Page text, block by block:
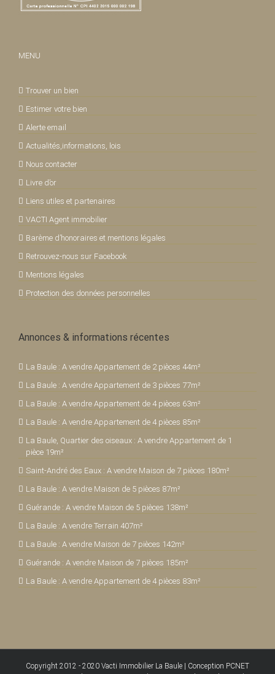
MENU
Trouver un bien
Estimer votre bien
Alerte email
Actualités,informations, lois
Nous contacter
Livre d’or
Liens utiles et partenaires
VACTI Agent immobilier
Barème d’honoraires et mentions légales
Retrouvez-nous sur Facebook
Mentions légales
Protection des données personnelles
Annonces & informations récentes
La Baule : A vendre Appartement de 2 pièces 44m²
La Baule : A vendre Appartement de 3 pièces 77m²
La Baule : A vendre Appartement de 4 pièces 63m²
La Baule : A vendre Appartement de 4 pièces 85m²
La Baule, Quartier des oiseaux : A vendre Appartement de 1
pièce 19m²
Saint-André des Eaux : A vendre Maison de 7 pièces 180m²
La Baule : A vendre Maison de 5 pièces 87m²
Guérande : A vendre Maison de 5 pièces 138m²
La Baule : A vendre Terrain 407m²
La Baule : A vendre Maison de 7 pièces 142m²
Guérande : A vendre Maison de 7 pièces 185m²
La Baule : A vendre Appartement de 4 pièces 83m²
Copyright 2012 - 2020 Vacti Immobilier La Baule | Conception PCNET